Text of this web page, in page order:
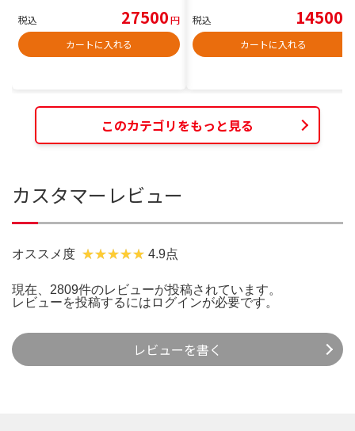
税込 27500円
カートに入れる
税込 14500
カートに入れる
このカテゴリをもっと見る
カスタマーレビュー
オススメ度 4.9点
現在、2809件のレビューが投稿されています。
レビューを投稿するには ログインが必要です。
レビューを書く